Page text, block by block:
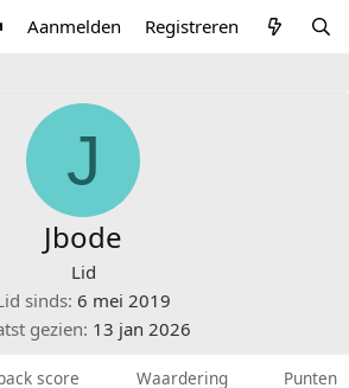
Aanmelden Registreren
J
Jbode
Lid
sinds 6 mei 2019
gezien 13 jan 2026
score Waardering Punten